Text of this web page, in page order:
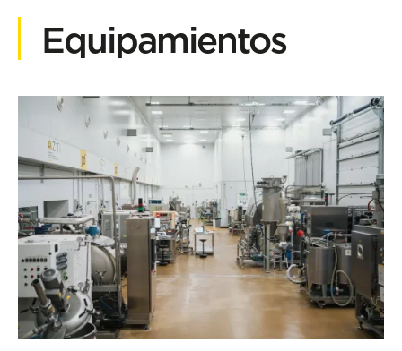
Equipamientos